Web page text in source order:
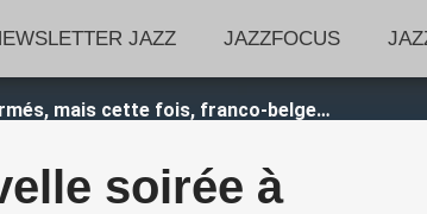
JAZZ JAZZFOCUS
mais cette fois, franco-belge…
soirée à